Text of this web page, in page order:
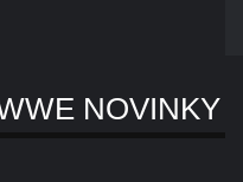
NOVINKY